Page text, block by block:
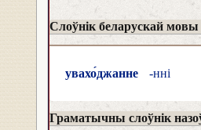
Слоўнік беларускай мовы
увахо́джанне -нні
Граматычны слоўнік